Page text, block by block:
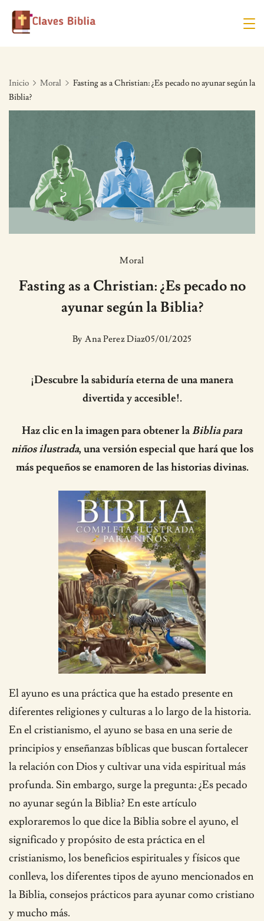
Skip
Inicio Moral
Fasting as a Christian: ¿Es pecado no ayunar según la
Biblia?
Moral
Fasting as a Christian: ¿Es pecado no
ayunar según la Biblia?
By Ana Perez Diaz05/01/2025
¡Descubre la sabiduría eterna de una manera
divertida y accesible!.
Haz clic en la imagen para obtener laBiblia para
niños ilustrada, una versión especial que hará que los
más pequeños se enamoren de las historias divinas.
El ayuno es una práctica que ha estado presente en
diferentes religiones y culturas a lo largo de la historia.
En el cristianismo, el ayuno se basa en una serie de
principios y enseñanzas bíblicas que buscan fortalecer
la relación con Dios y cultivar una vida espiritual más
profunda. Sin embargo, surge la pregunta: ¿Es pecado
no ayunar según la Biblia? En este artículo
exploraremos lo que dice la Biblia sobre el ayuno, el
significado y propósito de esta práctica en el
cristianismo, los beneficios espirituales y físicos que
conlleva, los diferentes tipos de ayuno mencionados en
la Biblia, consejos prácticos para ayunar como cristiano
y mucho más.